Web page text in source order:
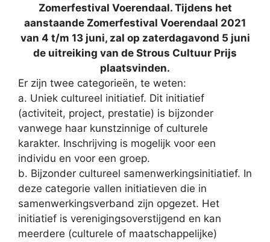
Zomerfestival Voerendaal. Tijdens het
aanstaande Zomerfestival Voerendaal 2021
van 4 t/m 13 juni, zal op zaterdagavond 5 juni
de uitreiking van de Strous Cultuur Prijs
plaatsvinden.
Er zijn twee categorieën, te weten:
a. Uniek cultureel initiatief. Dit initiatief
(activiteit, project, prestatie) is bijzonder
vanwege haar kunstzinnige of culturele
karakter. Inschrijving is mogelijk voor een
individu en voor een groep.
b. Bijzonder cultureel samenwerkingsinitiatief. In
deze categorie vallen initiatieven die in
samenwerkingsverband zijn opgezet. Het
initiatief is verenigingsoverstijgend en kan
meerdere (culturele of maatschappelijke)